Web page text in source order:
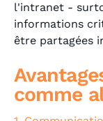
l'intranet -
informations
être partagées
comme